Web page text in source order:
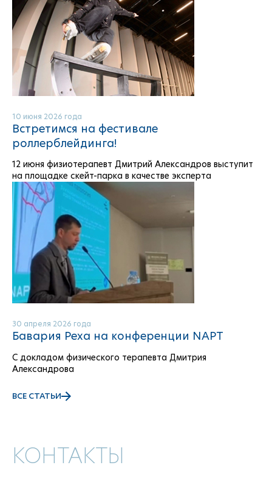
10 июня 2026 года
Встретимся на фестивале
роллерблейдинга!
12 июня физиотерапевт Дмитрий Александров выступит
на площадке скейт-парка в качестве эксперта
30 апреля 2026 года
Бавария Реха на конференции NAPT
С докладом физического терапевта Дмитрия
Александрова
ВСЕ СТАТЬИ
КОНТАКТЫ